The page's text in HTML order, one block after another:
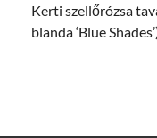
Kerti szellőrózsa
blanda ‘Blue